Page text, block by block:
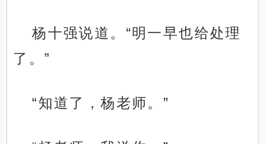
杨十强说道。“明一早也给处理
了。”
“知道了，杨老师。”